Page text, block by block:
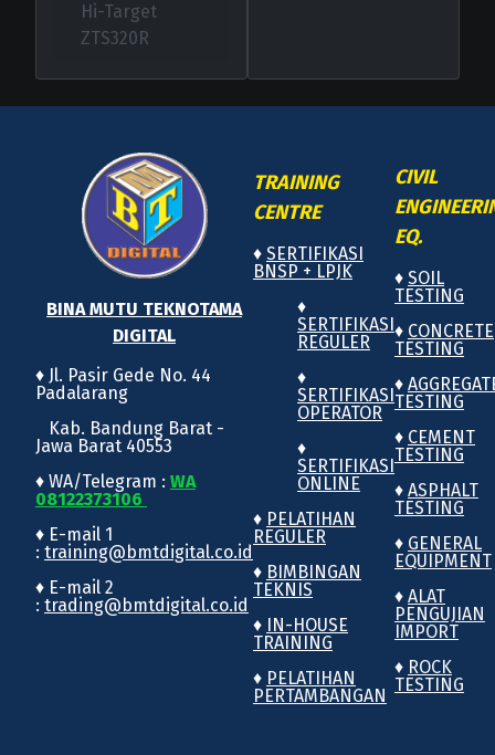
Hi-Target
ZTS320R
BINA MUTU TEKNOTAMA
DIGITAL
♦ Jl. Pasir Gede No. 44
Padalarang
Kab. Bandung Barat -
Jawa Barat 40553
♦ WA/Telegram : WA
08122373106
♦ E-mail 1
: training@bmtdigital.co.id
♦ E-mail 2
: trading@bmtdigital.co.id
TRAINING
CENTRE
♦ SERTIFIKASI
BNSP + LPJK
♦
SERTIFIKASI
REGULER
♦
SERTIFIKASI
OPERATOR
♦
SERTIFIKASI
ONLINE
♦ PELATIHAN
REGULER
♦ BIMBINGAN
TEKNIS
♦
IN-HOUSE
TRAINING
♦ PELATIHAN
PERTAMBANGAN
CIVIL
EQ.
♦ SOIL
TESTING
♦ CONCRETE
TESTING
♦
TESTING
♦ CEMENT
TESTING
♦ ASPHALT
TESTING
♦ GENERAL
EQUIPMENT
♦ ALAT
PENGUJIAN
IMPORT
♦ ROCK
TESTING